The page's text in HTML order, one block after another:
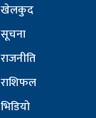
खेलकुद
सूचना
राजनीति
राशिफल
भिडियो